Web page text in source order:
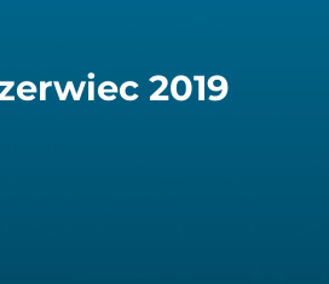
2019